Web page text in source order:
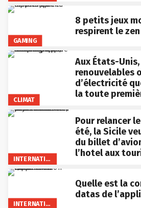
GAMING
8 petits jeux
respirent le
CLIMAT
Aux États-
renouvelables
d’électricité
la toute
INTERNATIONAL
Pour relancer
été, la Sicile
du billet
l’hotel aux
INTERNATIONAL
Quelle est la
datas de